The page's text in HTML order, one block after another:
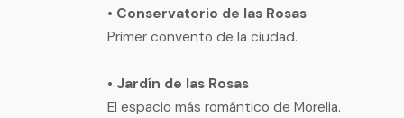
• Conservatorio de las Rosas
Primer convento de la ciudad.
• Jardín de las Rosas
El espacio más romántico de Morelia.